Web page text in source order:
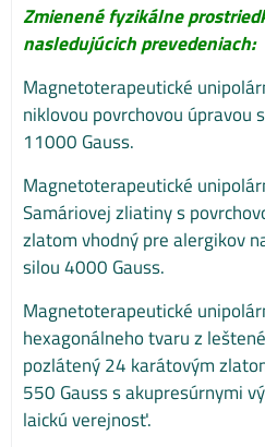
Zmienené fyzikálne
nasledujúcich prevedeniach:
Magnetoterapeutické
niklovou povrchovou úpravou
11000 Gauss.
Magnetoterapeutické
Samáriovej zliatiny s
zlatom vhodný pre alergikov
silou 4000 Gauss.
Magnetoterapeutické
hexagonálneho tvaru z
pozlátený 24 karátovým
550 Gauss s akupresúrnymi
laickú verejnosť.